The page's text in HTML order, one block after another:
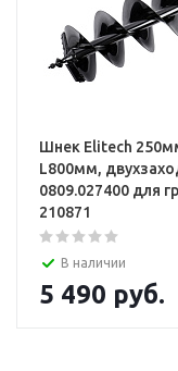
Установка и
Шнек Elitech
L800мм,
0809.027400 для
210871
В наличии
5 490 руб.